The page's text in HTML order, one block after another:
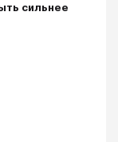
сильнее